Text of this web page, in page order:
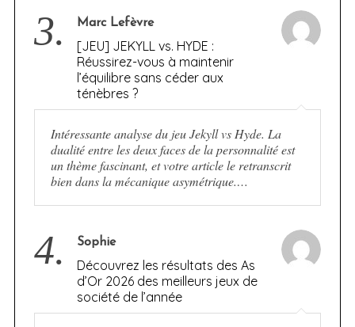
3. Marc Lefèvre
[JEU] JEKYLL vs. HYDE :
Réussirez-vous à maintenir
l’équilibre sans céder aux
ténèbres ?
Intéressante analyse du jeu Jekyll vs Hyde. La
dualité entre les deux faces de la personnalité est
un thème fascinant, et votre article le retranscrit
bien dans la mécanique asymétrique.…
4. Sophie
Découvrez les résultats des As
d’Or 2026 des meilleurs jeux de
société de l’année